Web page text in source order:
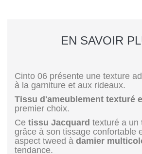
EN SAVOIR
Cinto 06 présente une texture
à la garniture et aux rideaux.
Tissu d'ameublement texturé
premier choix.
Ce tissu Jacquard texturé a un
grâce à son tissage confortable
aspect tweed à damier
tendance.